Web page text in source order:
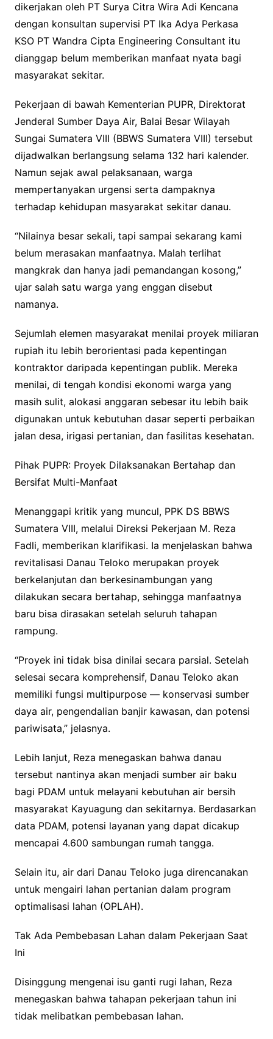
dikerjakan oleh PT Surya Citra Wira Adi Kencana
dengan konsultan supervisi PT Ika Adya Perkasa
KSO PT Wandra Cipta Engineering Consultant itu
dianggap belum memberikan manfaat nyata bagi
masyarakat sekitar.
Pekerjaan di bawah Kementerian PUPR, Direktorat
Jenderal Sumber Daya Air, Balai Besar Wilayah
Sungai Sumatera VIII (BBWS Sumatera VIII) tersebut
dijadwalkan berlangsung selama 132 hari kalender.
Namun sejak awal pelaksanaan, warga
mempertanyakan urgensi serta dampaknya
terhadap kehidupan masyarakat sekitar danau.
“Nilainya besar sekali, tapi sampai sekarang kami
belum merasakan manfaatnya. Malah terlihat
mangkrak dan hanya jadi pemandangan kosong,”
ujar salah satu warga yang enggan disebut
namanya.
Sejumlah elemen masyarakat menilai proyek miliaran
rupiah itu lebih berorientasi pada kepentingan
kontraktor daripada kepentingan publik. Mereka
menilai, di tengah kondisi ekonomi warga yang
masih sulit, alokasi anggaran sebesar itu lebih baik
digunakan untuk kebutuhan dasar seperti perbaikan
jalan desa, irigasi pertanian, dan fasilitas kesehatan.
Pihak PUPR: Proyek Dilaksanakan Bertahap dan
Bersifat Multi-Manfaat
Menanggapi kritik yang muncul, PPK DS BBWS
Sumatera VIII, melalui Direksi Pekerjaan M. Reza
Fadli, memberikan klarifikasi. Ia menjelaskan bahwa
revitalisasi Danau Teloko merupakan proyek
berkelanjutan dan berkesinambungan yang
dilakukan secara bertahap, sehingga manfaatnya
baru bisa dirasakan setelah seluruh tahapan
rampung.
“Proyek ini tidak bisa dinilai secara parsial. Setelah
selesai secara komprehensif, Danau Teloko akan
memiliki fungsi multipurpose — konservasi sumber
daya air, pengendalian banjir kawasan, dan potensi
pariwisata,” jelasnya.
Lebih lanjut, Reza menegaskan bahwa danau
tersebut nantinya akan menjadi sumber air baku
bagi PDAM untuk melayani kebutuhan air bersih
masyarakat Kayuagung dan sekitarnya. Berdasarkan
data PDAM, potensi layanan yang dapat dicakup
mencapai 4.600 sambungan rumah tangga.
Selain itu, air dari Danau Teloko juga direncanakan
untuk mengairi lahan pertanian dalam program
optimalisasi lahan (OPLAH).
Tak Ada Pembebasan Lahan dalam Pekerjaan Saat
Ini
Disinggung mengenai isu ganti rugi lahan, Reza
menegaskan bahwa tahapan pekerjaan tahun ini
tidak melibatkan pembebasan lahan.